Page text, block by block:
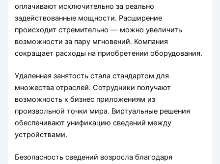
оплачивают исключительно за реально
задействованные мощности. Расширение
происходит стремительно — можно увеличить
возможности за пару мгновений. Компания
сокращает расходы на приобретении оборудования.
Удаленная занятость стала стандартом для
множества отраслей. Сотрудники получают
возможность к бизнес приложениям из
произвольной точки мира. Виртуальные решения
обеспечивают унификацию сведений между
устройствами.
Безопасность сведений возросла благодаря